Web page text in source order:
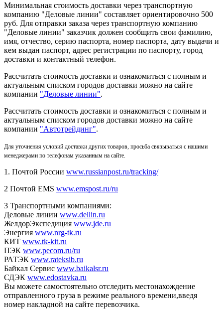
Минимальная стоимость доставки через транспортную
компанию "Деловые линии" составляет ориентировочно 500
руб. Для отправки заказа через транспортную компанию
"Деловые линии" заказчик должен сообщить свои фамилию,
имя, отчество, серию паспорта, номер паспорта, дату выдачи и
кем выдан паспорт, адрес регистрации по паспорту, город
доставки и контактный телефон.
Рассчитать стоимость доставки и ознакомиться с полным и
актуальным списком городов доставки можно на сайте
компании "Деловые линии".
Рассчитать стоимость доставки и ознакомиться с полным и
актуальным списком городов доставки можно на сайте
компании "Автотрейдинг".
Для уточнения условий доставки других товаров, просьба связываться с нашими
менеджерами по телефонам указанным на сайте.
1. Почтой России www.russianpost.ru/tracking/
2 Почтой EMS www.emspost.ru/ru
3 Транспортными компаниями:
Деловые линии www.dellin.ru
ЖелдорЭкспедиция www.jde.ru
Энергия www.nrg-tk.ru
КИТ www.tk-kit.ru
ПЭК www.pecom.ru/ru
РАТЭК www.rateksib.ru
Байкал Сервис www.baikalsr.ru
СДЭК www.edostavka.ru
Вы можете самостоятельно отследить местонахождение
отправленного груза в режиме реального времени,введя
номер накладной на сайте перевозчика.